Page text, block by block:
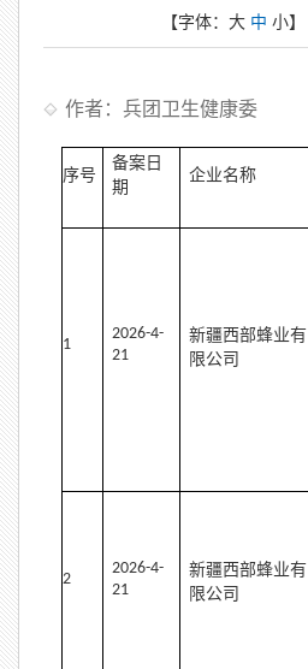
【字体： 大 中 小】
作者：兵团卫生健康委
序号
备案日
期
企业名称
1
2026-4-
21
新疆西部蜂业有
限公司
2
2026-4-
21
新疆西部蜂业有
限公司